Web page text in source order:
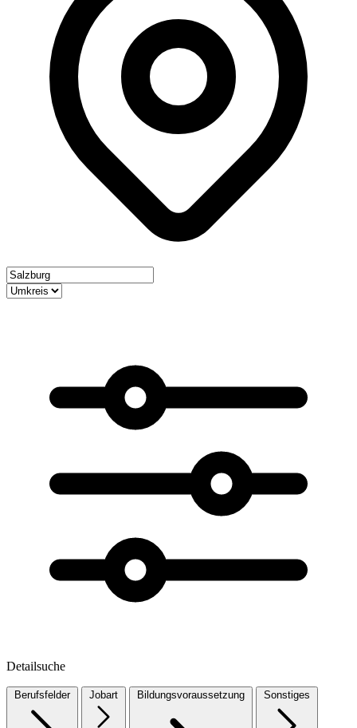
Detailsuche
Berufsfelder Jobart Bildungsvoraussetzung Sonstiges